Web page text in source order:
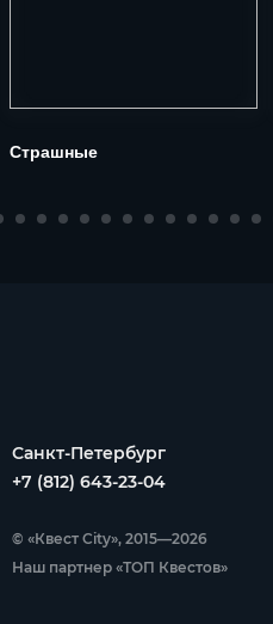
Страшные
Санкт-Петербург
+7 (812) 643-23-04
© «Квест City», 2015—2026
Наш партнер «ТОП Квестов»